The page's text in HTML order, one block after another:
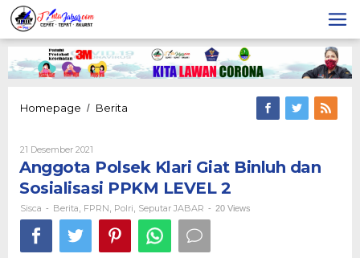
Lewati
ke
konten
Homepage / Berita
Binluh
Sosialisasi
PPKM
LEVEL
21 Desember 2021
Anggota Polsek Klari Giat Binluh dan
Sosialisasi PPKM LEVEL 2
Sisca - Berita FPRN Polri Seputar JABAR - 20 Views